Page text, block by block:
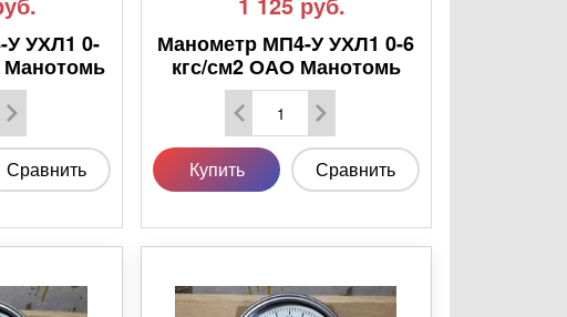
УХЛ1 0-
Манотомь
Сравнить
Манометр МП4-У УХЛ1 0-6
кгс/см2 ОАО Манотомь
Купить Сравнить